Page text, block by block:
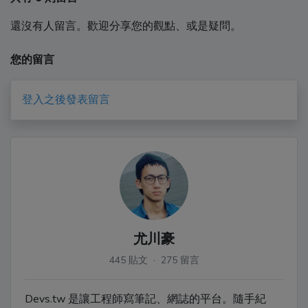
還沒有人留言。歡迎分享您的觀點、或是疑問。
您的留言
登入之後發表留言
尤川豪
445 貼文 · 275 留言
Devs.tw 是讓工程師寫筆記、網誌的平台。隨手紀